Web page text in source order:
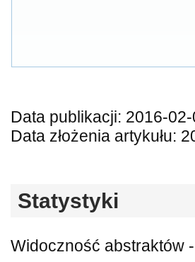
Data publikacji: 2016-
Data złożenia artykułu:
Statystyki
Widoczność abstraktów